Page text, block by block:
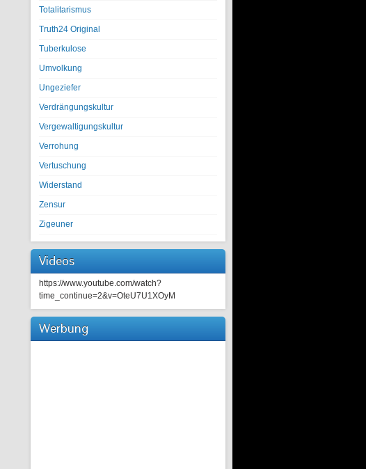
Totalitarismus
Truth24 Original
Tuberkulose
Umvolkung
Ungeziefer
Verdrängungskultur
Vergewaltigungskultur
Verrohung
Vertuschung
Widerstand
Zensur
Zigeuner
Videos
https://www.youtube.com/watch?
time_continue=2&v=OteU7U1XOyM
Werbung